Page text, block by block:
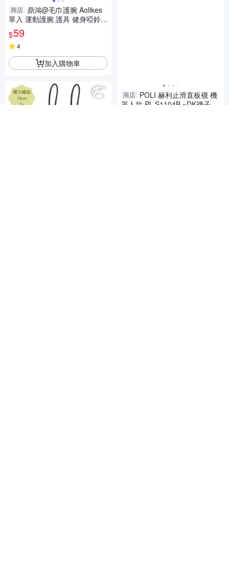
商店 鼎鴻@毛巾護腕 Aolikes
單入 運動護腕 護具 健身啞鈴
重量訓練 舉重 彈力護腕 奧力克
斯
$59
4
加入購物車
商店 POLI 赫利止滑直板襪 機
器人款 PL-S1104B ~DK襪子毛